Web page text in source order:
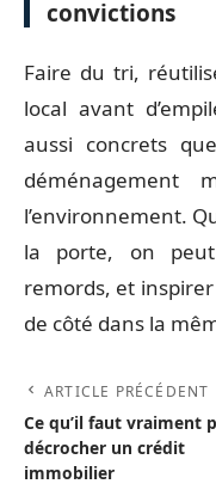
convictions
Faire du tri,
local avant
aussi concrets
l’environnement.
la porte, on
remords, et
de côté dans la
ARTICLE PRÉCÉDENT
Ce qu’il faut vraiment
décrocher un crédit
immobilier